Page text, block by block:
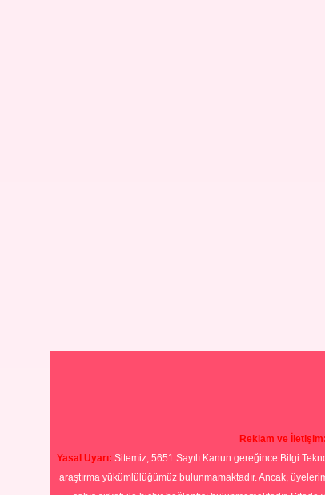
Reklam ve İletişim:
Yasal Uyarı: Sitemiz, 5651 Sayılı Kanun gereğince Bilgi
araştırma yükümlülüğümüz bulunmamaktadır. Ancak,